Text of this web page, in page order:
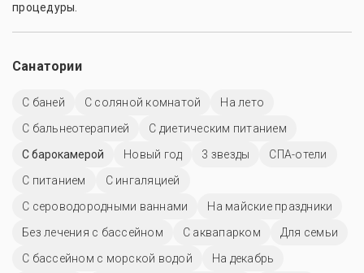
процедуры.
Санатории
С баней С соляной комнатой
На лето
С бальнеотерапией
С диетическим питанием
С барокамерой
Новый год 3 звезды
СПА-отели
С питанием
С ингаляцией
С сероводородными ваннами
На майские праздники
Без лечения с бассейном
С аквапарком
Для семьи
С бассейном с морской водой
На декабрь